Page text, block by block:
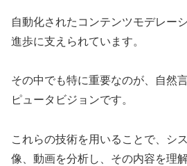
自動化されたコンテンツモデレー
進歩に支えられています。
その中でも特に重要なのが、自然
ピュータビジョンです。
これらの技術を用いることで、シ
像、動画を分析し、その内容を理